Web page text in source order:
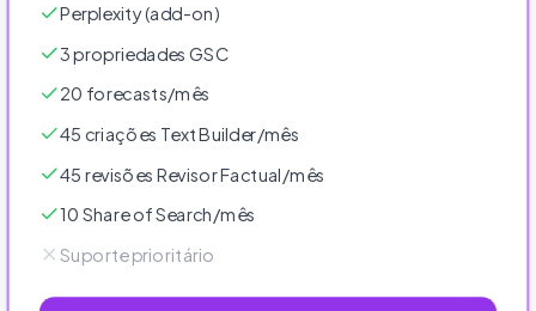
Perplexity (add-on)
3 propriedades GSC
20 forecasts/mês
45 criações Text Builder/mês
45 revisões Revisor Factual/mês
10 Share of Search/mês
Suporte prioritário